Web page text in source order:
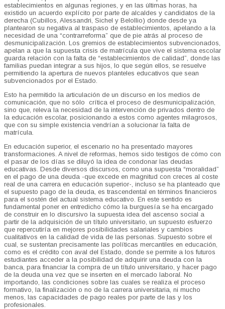
establecimientos en algunas regiones, y en las últimas horas, ha
existido un acuerdo explícito por parte de alcaldes y candidatos de la
derecha (Cubillos, Alessandri, Sichel y Belollio) donde desde ya
plantearon su negativa al traspaso de establecimientos, apelando a la
necesidad de una “contrarreforma” que de pie atrás al proceso de
desmunicipalización. Los gremios de establecimientos subvencionados,
apelan a que la supuesta crisis de matrícula que vive el sistema escolar
guarda relación con la falta de “establecimientos de calidad”, donde las
familias puedan integrar a sus hijos, lo que según ellos, se resuelve
permitiendo la apertura de nuevos planteles educativos que sean
subvencionados por el Estado.
Esto ha permitido la articulación de un discurso en los medios de
comunicación, que no sólo crítica el proceso de desmunicipalización,
sino que, releva la necesidad de la intervención de privados dentro de
la educación escolar, posicionando a estos como agentes milagrosos,
que con su simple existencia vendrían a solucionar la falta de
matrícula.
En educación superior, el escenario no ha presentado mayores
transformaciones. A nivel de reformas, hemos sido testigos de cómo con
el pasar de los días se diluyó la idea de condonar las deudas
educativas. Desde diversos discursos, como una supuesta “moralidad”
en el pago de una deuda -que excede en magnitud con creces al coste
real de una carrera en educación superior-, incluso se ha planteado que
el supuesto pago de la deuda, es trascendental en términos financieros
para el sostén del actual sistema educativo. En este sentido es
fundamental poner en entredicho cómo la burguesía se ha encargado
de construir en lo discursivo la supuesta idea del ascenso social a
partir de la adquisición de un título universitario, un supuesto esfuerzo
que repercutiría en mejores posibilidades salariales y cambios
cualitativos en la calidad de vida de las personas. Supuesto sobre el
cual, se sustentan precisamente las políticas mercantiles en educación,
como es el crédito con aval del Estado, donde se permite a los futuros
estudiantes acceder a la posibilidad de adquirir una deuda con la
banca, para financiar la compra de un título universitario, y hacer pago
de la deuda una vez que se inserten en el mercado laboral. No
importando, las condiciones sobre las cuales se realiza el proceso
formativo, la finalización o no de la carrera universitaria, ni mucho
menos, las capacidades de pago reales por parte de las y los
profesionales.